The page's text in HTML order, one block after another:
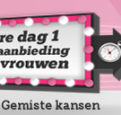
Gemiste kansen